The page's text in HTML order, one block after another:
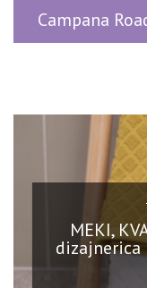
Campana
MEKI,